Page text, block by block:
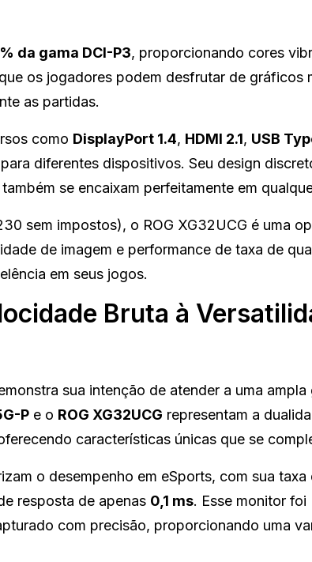
da gama DCI-P3, proporcionando cores
os jogadores podem desfrutar de gráficos
as partidas.
como DisplayPort 1.4, HDMI 2.1, USB
diferentes dispositivos. Seu design
se encaixam perfeitamente em
sem impostos), o ROG XG32UCG é uma
de imagem e performance de taxa de
em seus jogos.
Bruta à
sua intenção de atender a uma ampla
P e o ROG XG32UCG representam a
características únicas que se
o desempenho em eSports, com sua taxa
resposta de apenas 0,1 ms. Esse monitor foi
com precisão, proporcionando uma